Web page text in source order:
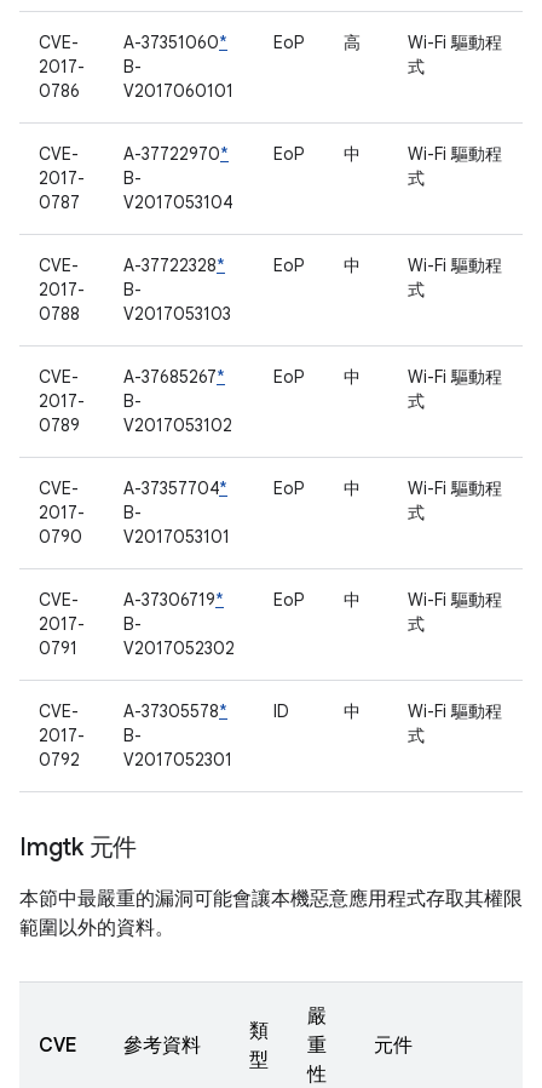
CVE-
2017-
0786
A-37351060*
B-
V2017060101
EoP 高
Wi-Fi 驅動程
式
CVE-
2017-
0787
A-37722970*
B-
V2017053104
EoP 中
Wi-Fi 驅動程
式
CVE-
2017-
0788
A-37722328*
B-
V2017053103
EoP 中
Wi-Fi 驅動程
式
CVE-
2017-
0789
A-37685267*
B-
V2017053102
EoP 中
Wi-Fi 驅動程
式
CVE-
2017-
0790
A-37357704*
B-
V2017053101
EoP 中
Wi-Fi 驅動程
式
CVE-
2017-
0791
A-37306719*
B-
V2017052302
EoP 中
Wi-Fi 驅動程
式
CVE-
2017-
0792
A-37305578*
B-
V2017052301
ID 中
Wi-Fi 驅動程
式
Imgtk 元件
本節中最嚴重的漏洞可能會讓本機惡意應用程式存取其權限
範圍以外的資料。
CVE 參考資料
類
型
嚴
重
性
元件